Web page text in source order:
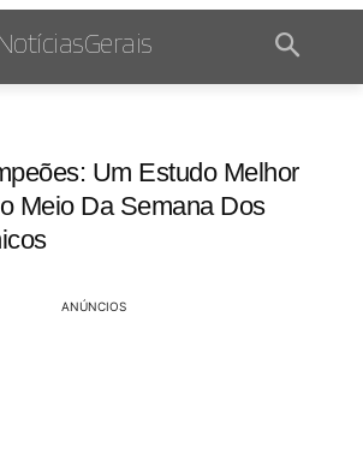
Um Estudo Melhor
Meio Da Semana Dos
ANÚNCIOS